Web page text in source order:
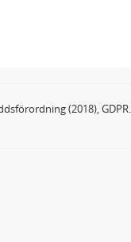
(2018), GDPR.